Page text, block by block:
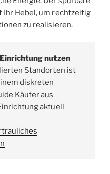
Ihr Hebel, um rechtzeitig
zu realisieren.
nutzen
Standorten ist
diskreten
Käufer aus
aktuell